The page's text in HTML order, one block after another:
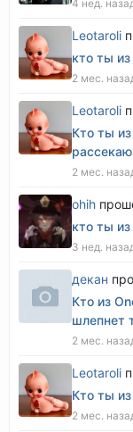
4 нед.
Leotaroli
кто ты
2 мес.
Leotaroli
Кто ты
2 мес.
оhih
кто ты
3 нед.
декан
Кто из
шлепнет
2 мес.
Leotaroli
Кто ты
2 мес.